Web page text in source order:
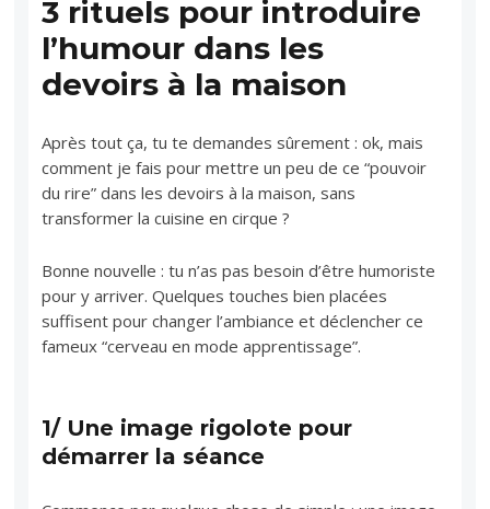
3 rituels pour introduire
l’humour dans les
devoirs à la maison
Après tout ça, tu te demandes sûrement : ok, mais
comment je fais pour mettre un peu de ce “pouvoir
du rire” dans les devoirs à la maison, sans
transformer la cuisine en cirque ?
Bonne nouvelle : tu n’as pas besoin d’être humoriste
pour y arriver. Quelques touches bien placées
suffisent pour changer l’ambiance et déclencher ce
fameux “cerveau en mode apprentissage”.
1/ Une image rigolote pour
démarrer la séance